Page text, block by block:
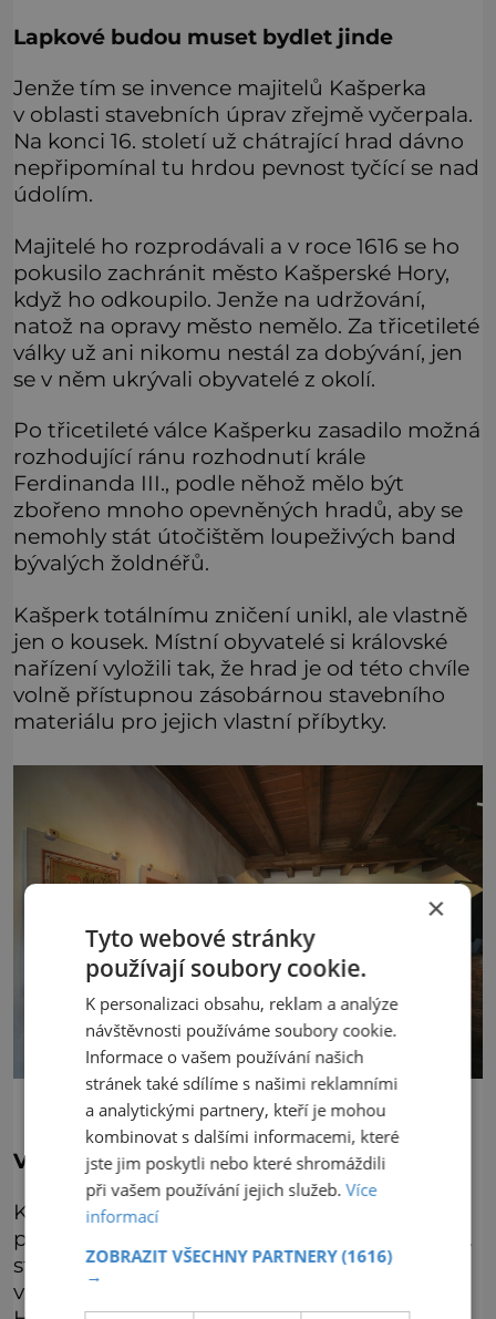
Lapkové budou muset bydlet jinde
Jenže tím se invence majitelů Kašperka
v oblasti stavebních úprav zřejmě vyčerpala.
Na konci 16. století už chátrající hrad dávno
nepřipomínal tu hrdou pevnost tyčící se nad
údolím.
Majitelé ho rozprodávali a v roce 1616 se ho
pokusilo zachránit město Kašperské Hory,
když ho odkoupilo. Jenže na udržování,
natož na opravy město nemělo. Za třicetileté
války už ani nikomu nestál za dobývání, jen
se v něm ukrývali obyvatelé z okolí.
Po třicetileté válce Kašperku zasadilo možná
rozhodující ránu rozhodnutí krále
Ferdinanda III., podle něhož mělo být
zbořeno mnoho opevněných hradů, aby se
nemohly stát útočištěm loupeživých band
bývalých žoldnéřů.
Kašperk totálnímu zničení unikl, ale vlastně
jen o kousek. Místní obyvatelé si královské
nařízení vyložili tak, že hrad je od této chvíle
volně přístupnou zásobárnou stavebního
materiálu pro jejich vlastní příbytky.
Vzácnost ožívá až po staletích
Kašperk pomalu směřoval k zapomenutí a
po dvě staletí pustl. Až ve druhé polovině 19.
století některým vzdělancům došlo, jakou
vzácnost vlastně na kopci za Kašperskými
×
Tyto webové stránky
používají soubory cookie.
K personalizaci obsahu, reklam a analýze
návštěvnosti používáme soubory cookie.
Informace o vašem používání našich
stránek také sdílíme s našimi reklamními
a analytickými partnery, kteří je mohou
kombinovat s dalšími informacemi, které
jste jim poskytli nebo které shromáždili
při vašem používání jejich služeb.Více
informací
ZOBRAZIT VŠECHNY PARTNERY(1616)
→